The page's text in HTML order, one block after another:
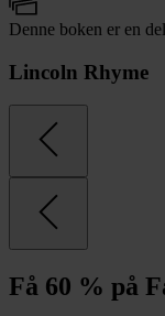
Denne boken er en
Lincoln Rhyme
Få 60 % på